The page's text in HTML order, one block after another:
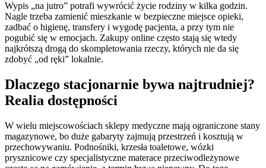
Wypis „na jutro” potrafi wywrócić życie rodziny w kilka godzin.
Nagle trzeba zamienić mieszkanie w bezpieczne miejsce opieki,
zadbać o higienę, transfery i wygodę pacjenta, a przy tym nie
pogubić się w emocjach. Zakupy online często stają się wtedy
najkrótszą drogą do skompletowania rzeczy, których nie da się
zdobyć „od ręki” lokalnie.
Dlaczego stacjonarnie bywa najtrudniej?
Realia dostępności
W wielu miejscowościach sklepy medyczne mają ograniczone stany
magazynowe, bo duże gabaryty zajmują przestrzeń i kosztują w
przechowywaniu. Podnośniki, krzesła toaletowe, wózki
prysznicowe czy specjalistyczne materace przeciwodleżynowe